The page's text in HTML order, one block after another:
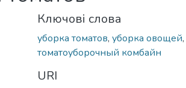
Ключові слова
уборка томатов, уборка овощей,
томатоуборочный комбайн
URI